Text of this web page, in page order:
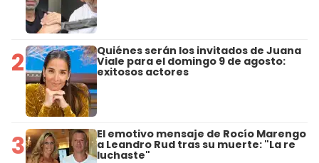
2 Quiénes serán los invitados de Juana
Viale para el domingo 9 de agosto:
exitosos actores
3 El emotivo mensaje de Rocío Marengo
a Leandro Rud tras su muerte: "La re
luchaste"